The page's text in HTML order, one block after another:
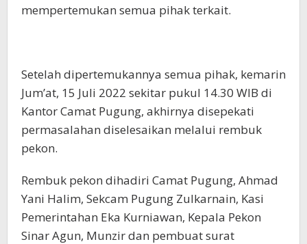
mempertemukan semua pihak terkait.
Setelah dipertemukannya semua pihak, kemarin
Jum’at, 15 Juli 2022 sekitar pukul 14.30 WIB di
Kantor Camat Pugung, akhirnya disepekati
permasalahan diselesaikan melalui rembuk
pekon.
Rembuk pekon dihadiri Camat Pugung, Ahmad
Yani Halim, Sekcam Pugung Zulkarnain, Kasi
Pemerintahan Eka Kurniawan, Kepala Pekon
Sinar Agun, Munzir dan pembuat surat